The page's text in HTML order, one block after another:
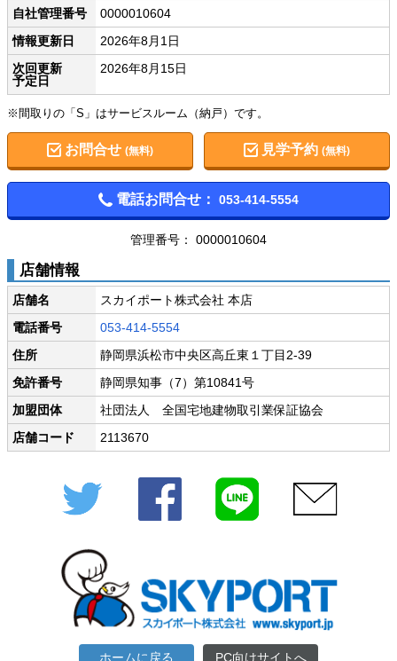
自社管理番号
0000010604
情報更新日
2026年8月1日
次回更新
予定日
2026年8月15日
※間取りの「S」はサービスルーム（納戸）です。
お問合せ (無料) 見学予約(無料)
電話お問合せ： 053-414-5554
管理番号： 0000010604
店舗情報
店舗名
スカイポート株式会社 本店
電話番号
053-414-5554
住所
静岡県浜松市中央区高丘東１丁目2-39
免許番号
静岡県知事（7）第10841号
加盟団体
社団法人 全国宅地建物取引業保証協会
店舗コード
2113670
Twitter Facebook
ホームに戻る PC向けサイトへ